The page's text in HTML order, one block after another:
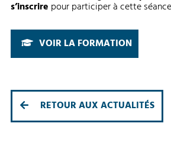
s’inscrire pour participer à cette
VOIR LA FORMATION
RETOUR AUX ACTUALITÉS